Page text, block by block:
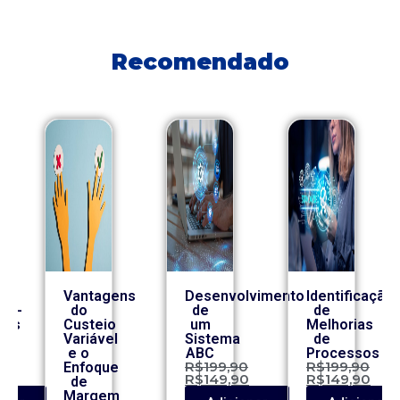
Recomendado
Vantagens
do
Custeio
Variável
e o
Enfoque
de
Margem
Desenvolvimento
de
um
Sistema
ABC
R$199,90
R$149,90
Identificação
de
Melhorias
de
Processos
R$199,90
R$149,90